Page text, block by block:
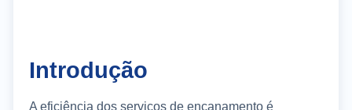
Introdução
A eficiência dos serviços de encanamento é